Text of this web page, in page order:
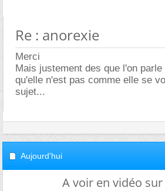
Re : anorexie
Merci
Mais justement des que l'on
qu'elle n'est pas comme elle se
sujet...
Aujourd'hui
A voir en vidéo